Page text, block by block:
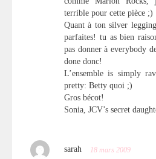
terrible pour cette pièce ;)
Quant à ton silver
parfaites! tu as bien
pas donner à everybody
done donc!
L’ensemble is simply
pretty: Betty quoi ;)
Gros bécot!
Sonia, JCV’s secret
sarah 18 mars 2009